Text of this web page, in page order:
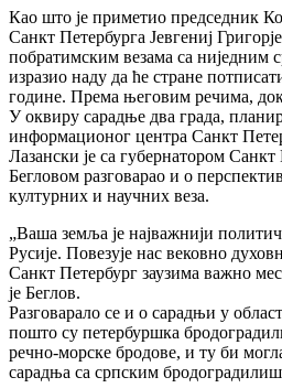
Као што је приметио председник
Санкт Петербурга Јевгениј
побратимским везама са ниједним
изразио наду да ће стране
године. Према његовим речима,
У оквиру сарадње два града,
информационог центра Санкт
Лазански је са губернатором
Бегловом разговарао и о
културних и научних веза.
„Ваша земља је најважнији
Русије. Повезује нас вековно
Санкт Петербург заузима важно
је Беглов.
Разговарало се и о сарадњи у
пошто су петербуршка
речно-морске бродове, и ту би
сарадња са српским